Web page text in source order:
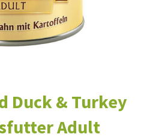
Duck & Turkey
Adult